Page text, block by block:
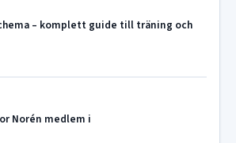
– komplett guide till träning och
Norén medlem i